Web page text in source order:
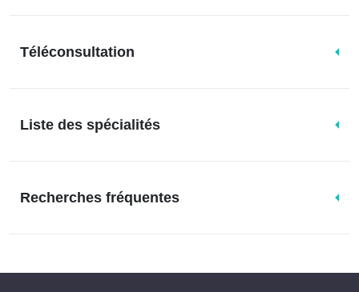
Téléconsultation
Liste des spécialités
Recherches fréquentes